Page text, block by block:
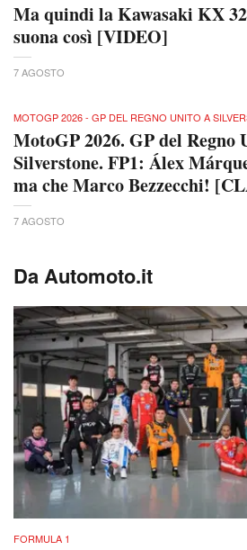
Ma quindi la Kawasaki KX
suona così [VIDEO]
7 AGOSTO
MOTOGP 2026 - GP DEL REGNO UNITO A
MotoGP 2026. GP del Regno
Silverstone. FP1: Álex
ma che Marco Bezzecchi!
7 AGOSTO
Da Automoto.it
FORMULA 1